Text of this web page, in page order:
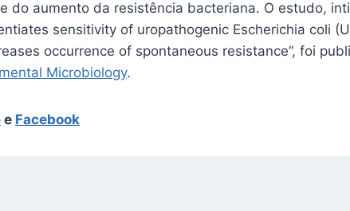
do aumento da resistência bacteriana. O estudo,
sensitivity of uropathogenic Escherichia coli
occurrence of spontaneous resistance”, foi
Microbiology.
e Facebook